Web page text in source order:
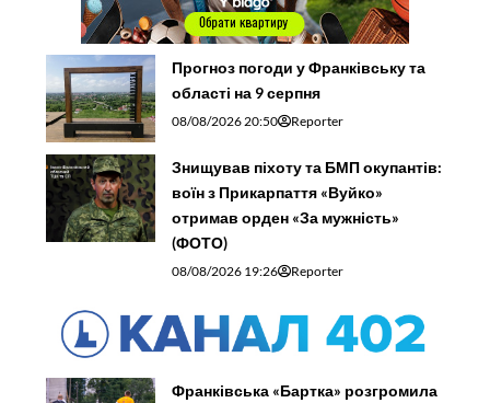
Прогноз погоди у Франківську та
області на 9 серпня
08/08/2026 20:50 Reporter
Знищував піхоту та БМП окупантів:
воїн з Прикарпаття «Вуйко»
отримав орден «За мужність»
(ФОТО)
08/08/2026 19:26 Reporter
Франківська «Бартка» розгромила